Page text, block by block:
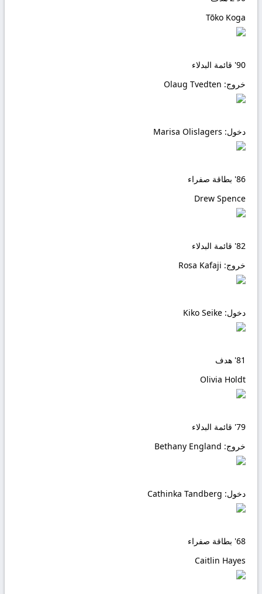
Tōko Koga
90' قائمة البدلاء
خروج:
دخول:
86' بطاقة صفراء
Drew Spence
82' قائمة البدلاء
خروج:
دخول:
81' هدف
Olivia Holdt
79' قائمة البدلاء
خروج:
دخول:
68' بطاقة صفراء
Caitlin Hayes